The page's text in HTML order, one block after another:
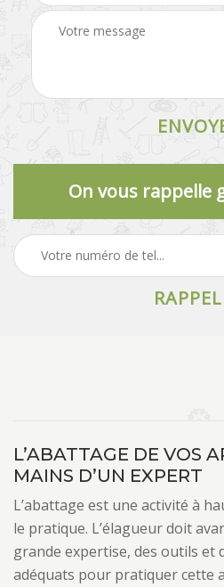
On vous rappelle
L’ABATTAGE DE VOS
MAINS D’UN EXPERT
L’abattage est une activité à
le pratique. L’élagueur doit
grande expertise, des outils et
adéquats pour pratiquer cette